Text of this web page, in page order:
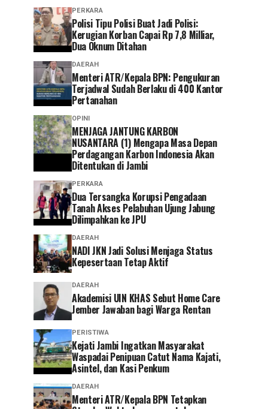
PERKARA
Polisi Tipu Polisi Buat Jadi Polisi:
Kerugian Korban Capai Rp 7,8 Milliar,
Dua Oknum Ditahan
DAERAH
Menteri ATR/Kepala BPN: Pengukuran
Terjadwal Sudah Berlaku di 400 Kantor
Pertanahan
OPINI
MENJAGA JANTUNG KARBON
NUSANTARA (1) Mengapa Masa Depan
Perdagangan Karbon Indonesia Akan
Ditentukan di Jambi
PERKARA
Dua Tersangka Korupsi Pengadaan
Tanah Akses Pelabuhan Ujung Jabung
Dilimpahkan ke JPU
DAERAH
NADI JKN Jadi Solusi Menjaga Status
Kepesertaan Tetap Aktif
DAERAH
Akademisi UIN KHAS Sebut Home Care
Jember Jawaban bagi Warga Rentan
PERISTIWA
‎Kejati Jambi Ingatkan Masyarakat
Waspadai Penipuan Catut Nama Kajati,
Asintel, dan Kasi Penkum
DAERAH
Menteri ATR/Kepala BPN Tetapkan